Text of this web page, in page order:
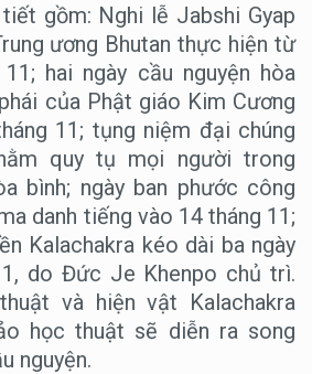
gồm: Nghi lễ Jabshi Gyap
ương Bhutan thực hiện từ
hai ngày cầu nguyện hòa
của Phật giáo Kim Cương
11; tụng niệm đại chúng
quy tụ mọi người trong
bình; ngày ban phước công
danh tiếng vào 14 tháng 11;
Kalachakra kéo dài ba ngày
do Đức Je Khenpo chủ trì.
và hiện vật Kalachakra
học thuật sẽ diễn ra song
nguyện.